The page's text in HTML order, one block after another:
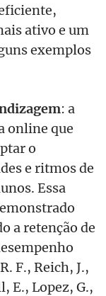
ativo e um
exemplos
: a
online que
o
e ritmos de
Essa
a retenção de
F., Reich, J.,
E., Lopez, G.,